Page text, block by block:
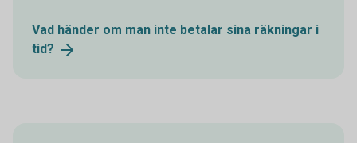
Vad händer om man inte betalar sina räkningar i
tid?